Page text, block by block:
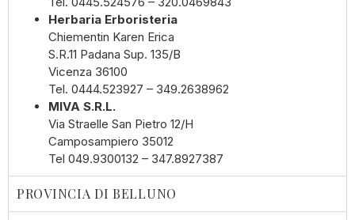
Herbaria Erboristeria
Chiementin Karen Erica
S.R.11 Padana Sup. 135/B
Vicenza 36100
Tel. 0444.523927 – 349.2638962
MIVA S.R.L.
Via Straelle San Pietro 12/H
Camposampiero 35012
Tel 049.9300132 – 347.8927387
PROVINCIA DI BELLUNO